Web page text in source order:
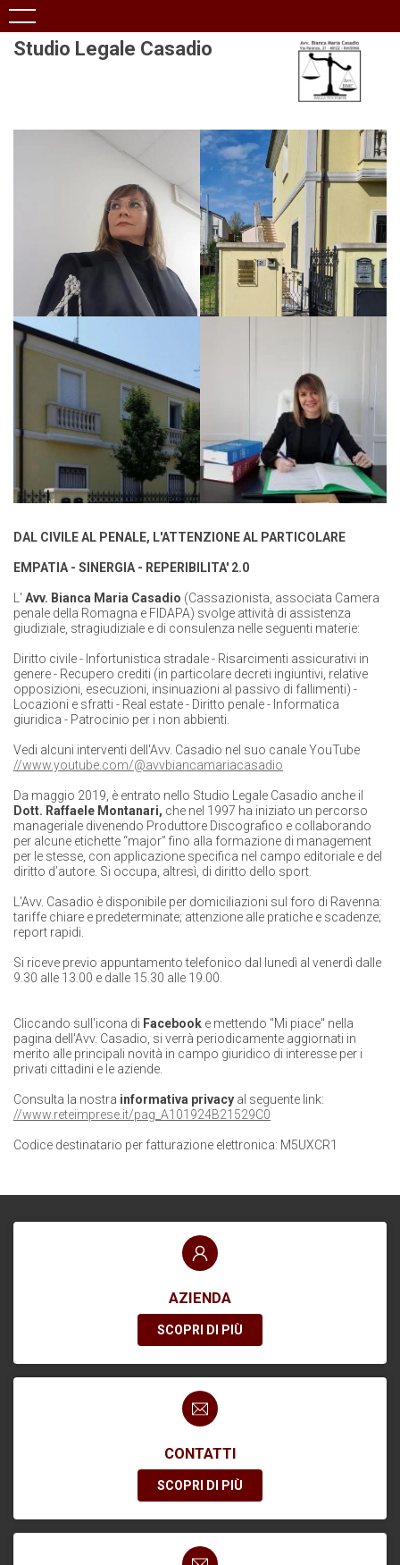
Studio Legale Casadio
DAL CIVILE AL PENALE, L'ATTENZIONE AL PARTICOLARE
EMPATIA - SINERGIA - REPERIBILITA' 2.0
L' Avv. Bianca Maria Casadio (Cassazionista, associata Camera
penale della Romagna e FIDAPA) svolge attività di assistenza
giudiziale, stragiudiziale e di consulenza nelle seguenti materie:
Diritto civile - Infortunistica stradale - Risarcimenti assicurativi in
genere - Recupero crediti (in particolare decreti ingiuntivi, relative
opposizioni, esecuzioni, insinuazioni al passivo di fallimenti) -
Locazioni e sfratti - Real estate - Diritto penale - Informatica
giuridica - Patrocinio per i non abbienti.
Vedi alcuni interventi dell'Avv. Casadio nel suo canale YouTube
//www.youtube.com/@avvbiancamariacasadio
Da maggio 2019, è entrato nello Studio Legale Casadio anche il
Dott. Raffaele Montanari, che nel 1997 ha iniziato un percorso
manageriale divenendo Produttore Discografico e collaborando
per alcune etichette “major” fino alla formazione di management
per le stesse, con applicazione specifica nel campo editoriale e del
diritto d’autore. Si occupa, altresì, di diritto dello sport.
L'Avv. Casadio è disponibile per domiciliazioni sul foro di Ravenna:
tariffe chiare e predeterminate; attenzione alle pratiche e scadenze;
report rapidi.
Si riceve previo appuntamento telefonico dal lunedì al venerdì dalle
9.30 alle 13.00 e dalle 15.30 alle 19.00.
Cliccando sull'icona di Facebook e mettendo "Mi piace" nella
pagina dell'Avv. Casadio, si verrà periodicamente aggiornati in
merito alle principali novità in campo giuridico di interesse per i
privati cittadini e le aziende.
Consulta la nostra informativa privacy al seguente link:
//www.reteimprese.it/pag_A101924B21529C0
Codice destinatario per fatturazione elettronica: M5UXCR1
AZIENDA
SCOPRI DI PIÙ
CONTATTI
SCOPRI DI PIÙ